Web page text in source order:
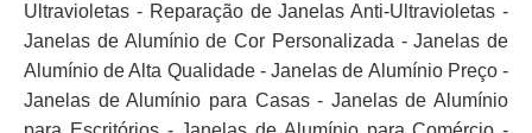
Ultravioletas - Reparação de Janelas Anti-Ultravioletas -
Janelas de Alumínio de Cor Personalizada - Janelas de
Alumínio de Alta Qualidade - Janelas de Alumínio Preço -
Janelas de Alumínio para Casas - Janelas de Alumínio